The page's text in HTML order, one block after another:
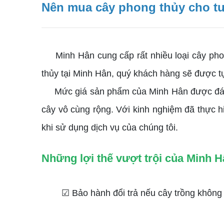
Nên mua cây phong thủy cho
Minh Hân cung cấp rất nhiều loại cây
thủy tại Minh Hân, quý khách hàng sẽ được
Mức giá sản phẩm của Minh Hân được
cây vô cùng rộng. Với kinh nghiệm đã thực
khi sử dụng dịch vụ của chúng tôi.
Những lợi thế vượt trội của Minh
☑ Bảo hành đổi trả nếu cây trồng